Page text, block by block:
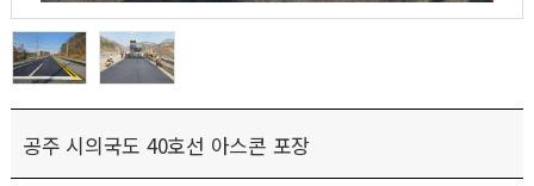
공주 시의국도 40호선 아스콘 포장